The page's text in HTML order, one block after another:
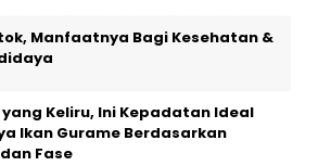
Manfaatnya Bagi Kesehatan &
yang Keliru, Ini Kepadatan Ideal
Ikan Gurame Berdasarkan
Fase